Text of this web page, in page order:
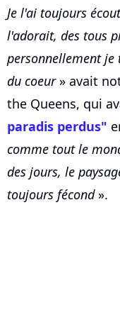
Je l'ai toujours
l'adorait, des tous
personnellement je
du coeur» avait
the Queens, qui
paradis perdus"
comme tout le
des jours, le
toujours fécond».